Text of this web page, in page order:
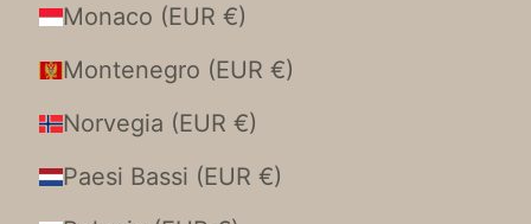
Monaco (EUR €)
Montenegro (EUR €)
Norvegia (EUR €)
Paesi Bassi (EUR €)